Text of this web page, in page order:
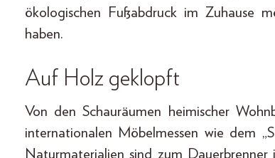
ökologischen Fußabdruck im Zuhause
haben.
Auf Holz geklopft
Von den Schauräumen heimischer
internationalen Möbelmessen wie dem
Naturmaterialien sind zum